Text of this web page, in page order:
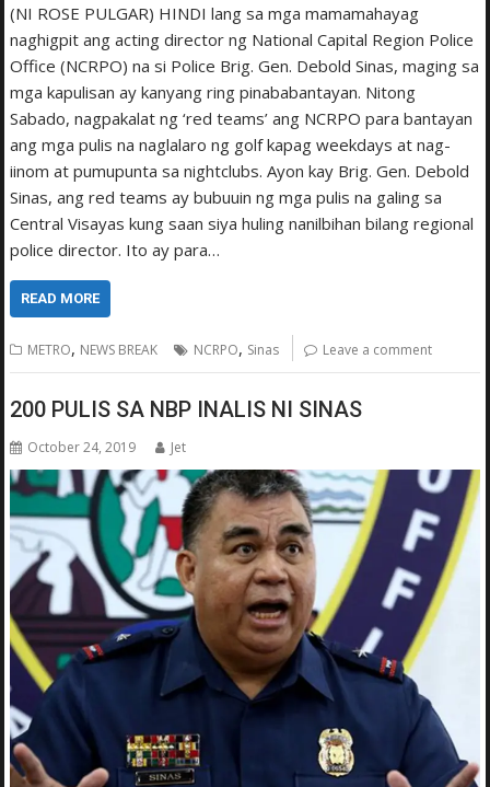
(NI ROSE PULGAR) HINDI lang sa mga mamamahayag
naghigpit ang acting director ng National Capital Region Police
Office (NCRPO) na si Police Brig. Gen. Debold Sinas, maging sa
mga kapulisan ay kanyang ring pinababantayan. Nitong
Sabado, nagpakalat ng ‘red teams’ ang NCRPO para bantayan
ang mga pulis na naglalaro ng golf kapag weekdays at nag-
iinom at pumupunta sa nightclubs. Ayon kay Brig. Gen. Debold
Sinas, ang red teams ay bubuuin ng mga pulis na galing sa
Central Visayas kung saan siya huling nanilbihan bilang regional
police director. Ito ay para…
READ MORE
METRO, NEWS BREAK NCRPO, Sinas Leave a comment
200 PULIS SA NBP INALIS NI SINAS
October 24, 2019 Jet